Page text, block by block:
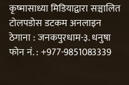
कृष्मासाध्या मिडियाद्वारा सञ्चालित
टोलपडोस डटकम अनलाइन
ठेगाना : जनकपुरधाम-३. धनुषा
फोन नं. : +977-9851083339